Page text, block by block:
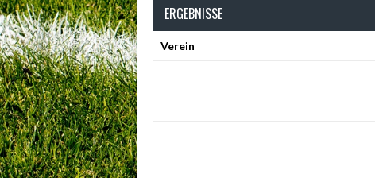
ERGEBNISSE
Verein